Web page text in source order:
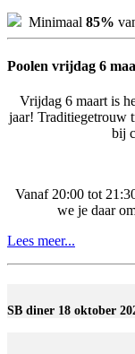
Minimaal 85%
Poolen vrijdag 6
Vrijdag 6 maart is
jaar! Traditiegetrouw
bij
Vanaf 20:00 tot
we je daar
Lees meer...
SB diner 18 oktober